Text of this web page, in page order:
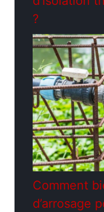
?
Comment
d’arrosage